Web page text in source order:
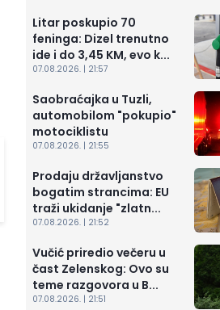
Litar poskupio 70
feninga: Dizel trenutno
ide i do 3,45 KM, evo k...
07.08.2026. | 21:57
Saobraćajka u Tuzli,
automobilom "pokupio"
motociklistu
07.08.2026. | 21:55
Prodaju državljanstvo
bogatim strancima: EU
traži ukidanje "zlatn...
07.08.2026. | 21:52
Vučić priredio večeru u
čast Zelenskog: Ovo su
teme razgovora u B...
07.08.2026. | 21:51